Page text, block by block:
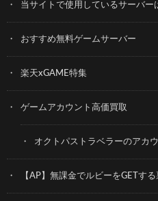
当サイトで使用しているサーバー
おすすめ無料ゲームサーバー
楽天xGAME特集
ゲームアカウント高価買取
オクトパストラベラーのアカ
【AP】無課金でルビーをGETす